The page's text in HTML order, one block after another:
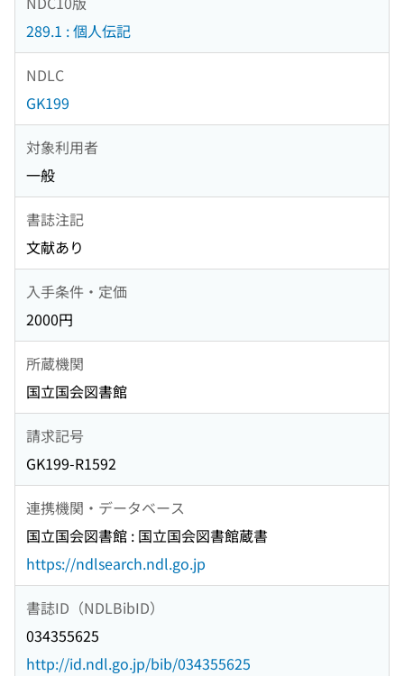
289.1 : 個人伝記
NDLC
GK199
対象利用者
一般
書誌注記
文献あり
入手条件・定価
2000円
所蔵機関
国立国会図書館
請求記号
GK199-R1592
連携機関・データベース
国立国会図書館 : 国立国会図書館蔵書
https://ndlsearch.ndl.go.jp
書誌ID（NDLBibID）
034355625
http://id.ndl.go.jp/bib/034355625